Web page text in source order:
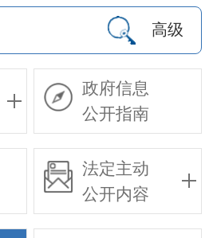
高级
政府信息
公开指南
法定主动
公开内容